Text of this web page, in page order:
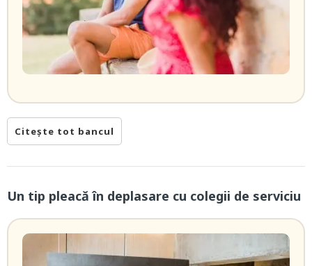
Citește tot bancul
Un tip pleacă în deplasare cu colegii de serviciu